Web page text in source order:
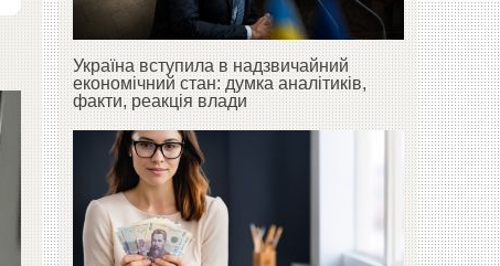
Україна вступила в надзвичайний
економічний стан: думка аналітиків,
факти, реакція влади